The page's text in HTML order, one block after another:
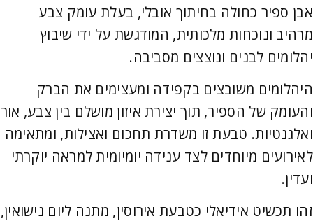
אבן ספיר כחולה בחיתוך אובלי, בעלת עומק צבע
מרהיב ונוכחות מלכותית, המודגשת על ידי שיבוץ
יהלומים לבנים ונוצצים מסביבה.
היהלומים משובצים בקפידה ומעצימים את הברק
והעומק של הספיר, תוך יצירת איזון מושלם בין צבע, אור
ואלגנטיות. טבעת זו משדרת תחכום ואצילות, ומתאימה
לאירועים מיוחדים לצד ענידה יומיומית למראה יוקרתי
ועדין.
זהו תכשיט אידיאלי כטבעת אירוסין, מתנה ליום נישואין,